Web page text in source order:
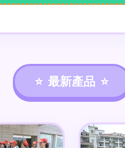
最新產品